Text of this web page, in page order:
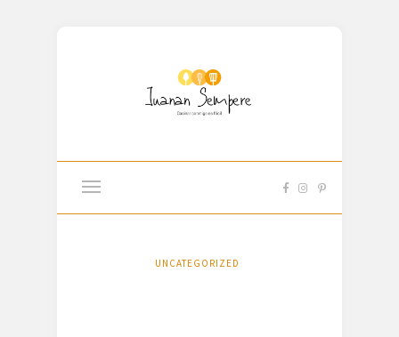
UNCATEGORIZED